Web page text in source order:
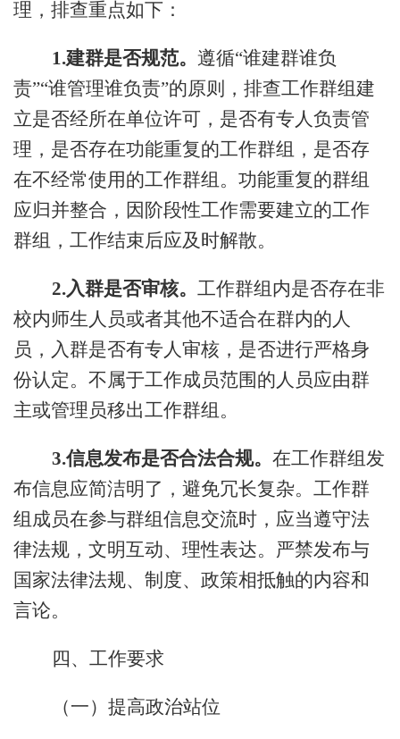
理，排查重点如下：
1.建群是否规范。 遵循“谁建群谁负
责”“谁管理谁负责”的原则，排查工作群组建
立是否经所在单位许可，是否有专人负责管
理，是否存在功能重复的工作群组，是否存
在不经常使用的工作群组。功能重复的群组
应归并整合，因阶段性工作需要建立的工作
群组，工作结束后应及时解散。
2.入群是否审核。 工作群组内是否存在非
校内师生人员或者其他不适合在群内的人
员，入群是否有专人审核，是否进行严格身
份认定。不属于工作成员范围的人员应由群
主或管理员移出工作群组。
3.信息发布是否合法合规。 在工作群组发
布信息应简洁明了，避免冗长复杂。 工作群
组成员在参与群组信息交流时，应当遵守法
律法规，文明互动、理性表达。严禁发布与
国家法律法规、制度、政策相抵触的内容和
言论。
四、工作要求
（一）提高政治站位